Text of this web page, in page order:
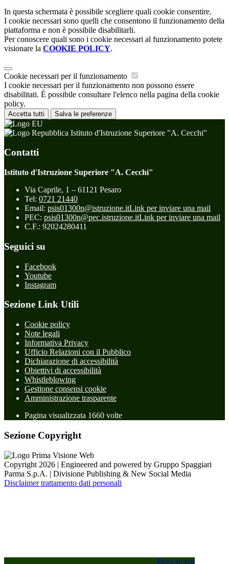
In questa schermata è possibile scegliere quali cookie consentire.
I cookie necessari sono quelli che consentono il funzionamento della
piattaforma e non è possibile disabilitarli.
Per conoscere quali sono i cookie necessari al funzionamento potete
visionare la COOKIE POLICY.
Cookie necessari per il funzionamento
I cookie necessari per il funzionamento non possono essere
disabilitati. È possibile consultare l'elenco nella pagina della cookie
policy.
Accetta tutti Salva le preferenze
Istituto d'Istruzione Superiore "A. Cecchi"
Contatti
Istituto d'Istruzione Superiore "A. Cecchi"
Via Caprile, 1 – 61121 Pesaro
Tel: 0721 21440
Email: psis01300n@istruzione.itLink per inviare una mail
PEC: psis01300n@pec.istruzione.itLink per inviare una mail
C.F.: 92024280411
Seguici su
Facebook
Youtube
Instagram
Sezione Link Utili
Cookie policy
Note legali
Informativa Privacy
Ufficio Relazioni con il Pubblico
Dichiarazione di accessibilità
Obiettivi di accessibilità
Whistleblowing
Gestione consensi cookie
Amministrazione trasparente
Pagina visualizzata 1660 volte
Sezione Copyright
Copyright 2026 | Engineered and powered by Gruppo Spaggiari
Parma S.p.A. | Divisione Publishing & New Social Media
Disclaimer trattamento dati personali
Back to top